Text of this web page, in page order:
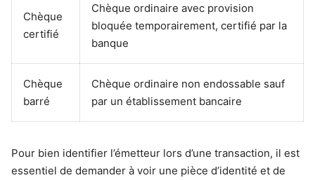
Chèque
certifié
Chèque ordinaire avec provision
bloquée temporairement, certifié par la
banque
Chèque
barré
Chèque ordinaire non endossable sauf
par un établissement bancaire
Pour bien identifier l’émetteur lors d’une transaction, il est
essentiel de demander à voir une pièce d’identité et de